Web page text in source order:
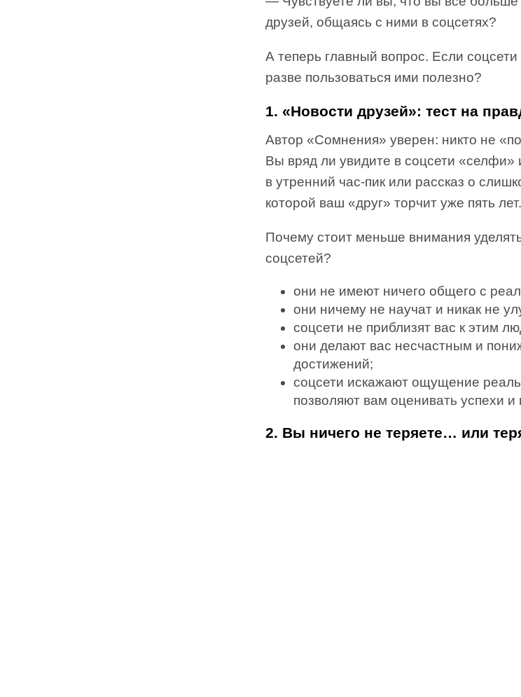
друзей, общаясь с ними в соцсетях?
А теперь главный вопрос. Если
разве пользоваться ими полезно?
1. «Новости друзей»: тест на
Автор «Сомнения» уверен: никто не
Вы вряд ли увидите в соцсети «селфи»
в утренний час-пик или рассказ о
которой ваш «друг» торчит уже пять лет.
Почему стоит меньше внимания
соцсетей?
они не имеют ничего общего с
они ничему не научат и никак не
соцсети не приблизят вас к этим
они делают вас несчастным и
достижений;
соцсети искажают ощущение
позволяют вам оценивать успехи
2. Вы ничего не теряете… или